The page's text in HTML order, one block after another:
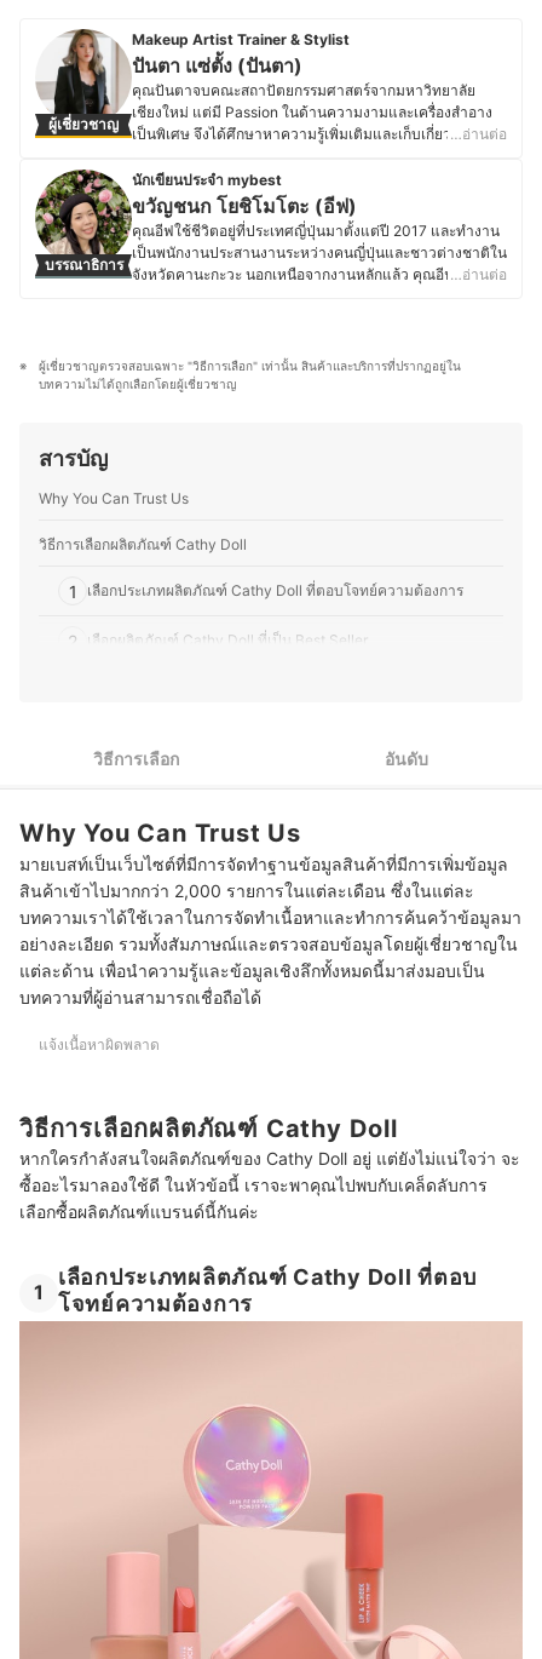
ผู้เชี่ยวชาญ
Makeup Artist Trainer & Stylist
ปันตา แซ่ตั้ง (ปันตา)
คุณปันตาจบคณะสถาปัตยกรรมศาสตร์จากมหาวิทยาลัย
เชียงใหม่ แต่มี Passion ในด้านความงามและเครื่องสำอาง
เป็นพิเศษ จึงได้ศึกษาหาความรู้เพิ่มเติมและเก็บเกี่ยว
Artistry Makeup Challenge Thailand และ Artistry
Passionista Beauty Blogger TOP 20 ปัจจุบันคุณปันตาเป็น
เจ้าของสตูดิโอสอนแต่งหน้า L’artiste Beauty & Makeup
Studio ที่เปิดสอนมากว่า 5 ปีแล้ว อีกทั้งยังรับงานเป็นวิทยากร
อบรมเรื่องการแต่งหน้าให้กับองค์กรเอกชนและหน่วยงาน
ราชการมากมาย นอกจากนี้ ยังมีความรู้ในด้าน Stylist จนได้
สำอางเป็นเพียงแค่สิ่งที่ดึงเสน่ห์ของแต่ละคนออกมาให้โดด
เด่นมากขึ้นเท่านั้น และความเชื่อนี้จึงเป็นแรงบันดาลใจใน
…อ่านต่อ
บรรณาธิการ
นักเขียนประจำ mybest
ขวัญชนก โยชิโมโตะ (อีฟ)
คุณอีฟใช้ชีวิตอยู่ที่ประเทศญี่ปุ่นมาตั้งแต่ปี 2017 และทำงาน
เป็นพนักงานประสานงานระหว่างคนญี่ปุ่นและชาวต่างชาติใน
จังหวัดคานะกะวะ นอกเหนือจากงานหลักแล้ว คุณอีฟยัง
เครื่องสำอางและสกินแคร์อยู่เสมอ นอกจากนี้ ยังมี
ประสบการณ์แต่งหน้าสำหรับงานต่าง ๆ ทั้งในไทยและญี่ปุ่น
ใหม่ ๆ ที่ผสมผสานระหว่างอาหารไทยและญี่ปุ่น รวมถึงสอนทำ
ที่หาได้ในญี่ปุ่น และปรับรสชาติให้เข้ากับวัฒนธรรมการกิน
ของที่นี่ อีกทั้งยังสนุกกับการแบ่งปันเรื่องราวเกี่ยวกับความงาม
และอาหาร ไม่ว่าจะเป็นเทคนิคแต่งหน้า การเลือกสกินแคร์
หรือการสร้างสรรค์เมนูใหม่ ๆ เพื่อให้ผู้อ่านสามารถนำไปปรับ
ประวัติของ ขวัญชนก โยชิโมโตะ (อีฟ)
…อ่านต่อ
ผู้เชี่ยวชาญตรวจสอบเฉพาะ "วิธีการเลือก" เท่านั้น สินค้าและบริการที่ปรากฏอยู่ใน
บทความไม่ได้ถูกเลือกโดยผู้เชี่ยวชาญ
สารบัญ
Why You Can Trust Us
วิธีการเลือกผลิตภัณฑ์ Cathy Doll
1 เลือกประเภทผลิตภัณฑ์ Cathy Doll ที่ตอบโจทย์ความต้องการ
2 เลือกผลิตภัณฑ์ Cathy Doll ที่เป็น Best Seller
คำถามที่พบบ่อยเกี่ยวกับผลิตภัณฑ์ Cathy Doll
วิธีการเลือก อันดับ
Why You Can Trust Us
มายเบสท์เป็นเว็บไซต์ที่มีการจัดทำฐานข้อมูลสินค้าที่มีการเพิ่มข้อมูล
สินค้าเข้าไปมากกว่า 2,000 รายการในแต่ละเดือน ซึ่งในแต่ละ
บทความเราได้ใช้เวลาในการจัดทำเนื้อหาและทำการค้นคว้าข้อมูลมา
อย่างละเอียด รวมทั้งสัมภาษณ์และตรวจสอบข้อมูลโดยผู้เชี่ยวชาญใน
แต่ละด้าน เพื่อนำความรู้และข้อมูลเชิงลึกทั้งหมดนี้มาส่งมอบเป็น
บทความที่ผู้อ่านสามารถเชื่อถือได้
แจ้งเนื้อหาผิดพลาด
วิธีการเลือกผลิตภัณฑ์ Cathy Doll
หากใครกำลังสนใจผลิตภัณฑ์ของ Cathy Doll อยู่ แต่ยังไม่แน่ใจว่า จะ
ซื้ออะไรมาลองใช้ดี ในหัวข้อนี้ เราจะพาคุณไปพบกับเคล็ดลับการ
เลือกซื้อผลิตภัณฑ์แบรนด์นี้กันค่ะ
1
เลือกประเภทผลิตภัณฑ์ Cathy Doll ที่ตอบ
โจทย์ความต้องการ